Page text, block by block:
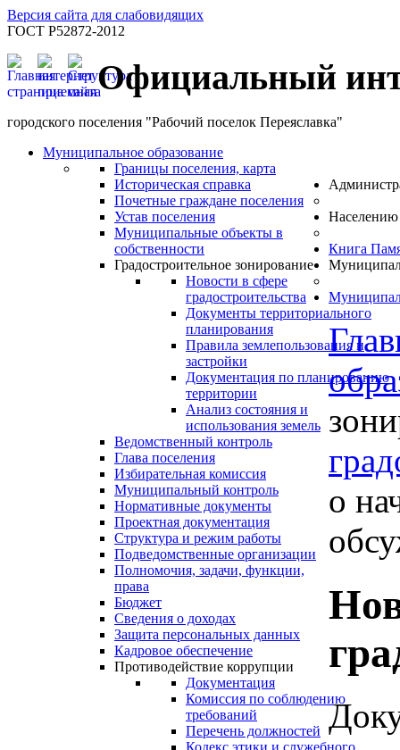
Версия сайта для слабовидящих
ГОСТ Р52872-2012
Официальный
городского поселения "Рабочий поселок Переяславка"
Муниципальное образование
Границы поселения, карта
Историческая справка
Почетные граждане поселения
Устав поселения
Муниципальные объекты в
собственности
Градостроительное зонирование
Новости в сфере
градостроительства
Документы территориального
планирования
Правила землепользования и
застройки
Документация по планированию
территории
Анализ состояния и
использования земель
Ведомственный контроль
Глава поселения
Избирательная комиссия
Муниципальный контроль
Нормативные документы
Проектная документация
Структура и режим работы
Подведомственные организации
Полномочия, задачи, функции,
права
Бюджет
Сведения о доходах
Защита персональных данных
Кадровое обеспечение
Противодействие коррупции
Документация
Комиссия по соблюдению
требований
Перечень должностей
Населению
Книга
о